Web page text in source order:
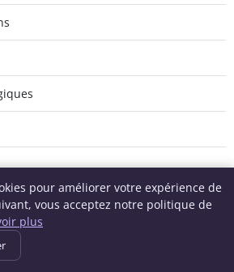
pour améliorer votre expérience de
vous acceptez notre politique de
plus